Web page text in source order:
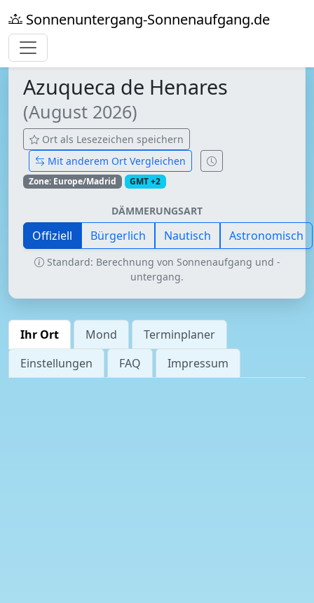
Sonnenuntergang-Sonnenaufgang.de
Azuqueca de Henares
(August 2026)
Ort als Lesezeichen speichern
Mit anderem Ort Vergleichen
Zone: Europe/Madrid GMT +2
DÄMMERUNGSART
Offiziell Bürgerlich Nautisch Astronomisch
Standard: Berechnung von Sonnenaufgang und -
untergang.
Ihr Ort Mond
Terminplaner
Einstellungen
FAQ Impressum